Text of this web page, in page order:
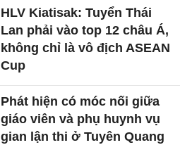
HLV Kiatisak: Tuyển Thái
Lan phải vào top 12 châu Á,
không chỉ là vô địch ASEAN
Cup
Phát hiện có móc nối giữa
giáo viên và phụ huynh vụ
gian lận thi ở Tuyên Quang